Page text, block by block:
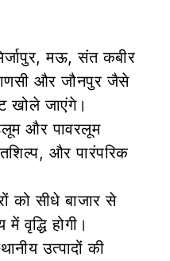
मऊ, संत कबीर
और जौनपुर जैसे
खोले जाएंगे।
और पावरलूम
और पारंपरिक
को सीधे बाजार से
वृद्धि होगी।
उत्पादों की